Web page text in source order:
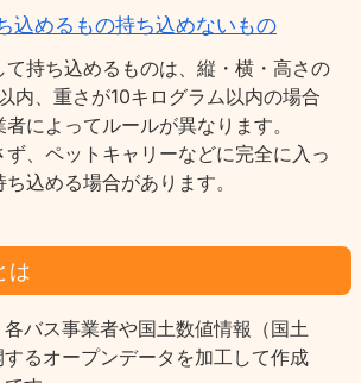
込めるもの持ち込めないもの
持ち込めるものは、縦・横・高さの
内、重さが10キログラム以内の場合
によってルールが異なります。
、ペットキャリーなどに完全に入っ
込める場合があります。
は
バス事業者や国土数値情報（国土
るオープンデータを加工して作成